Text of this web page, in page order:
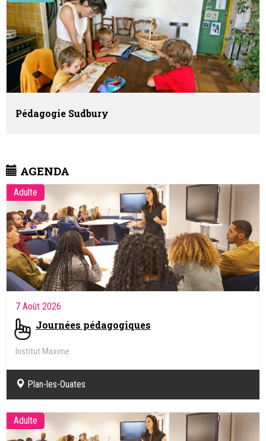
Pédagogie Sudbury
AGENDA
Adulte
7 Août 2026
Journées pédagogiques
Institut Maxime
Plan-les-Ouates
Adulte